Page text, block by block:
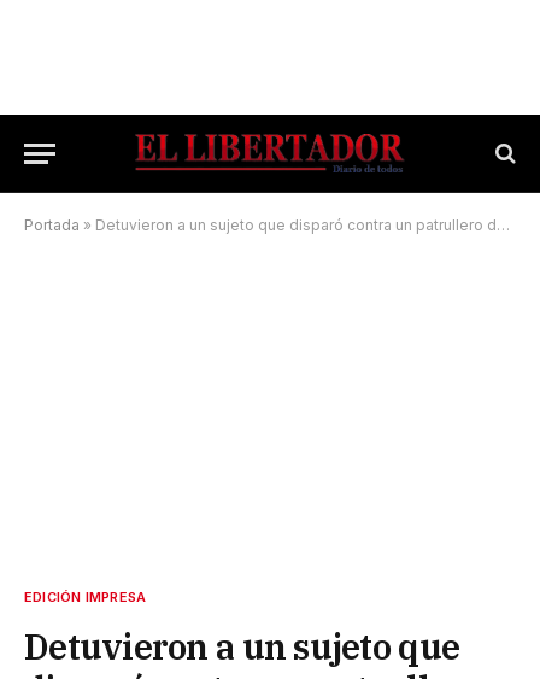
Portada » Detuvieron a un sujeto que disparó contra un patrullero de la Policía
EDICIÓN IMPRESA
Detuvieron a un sujeto que